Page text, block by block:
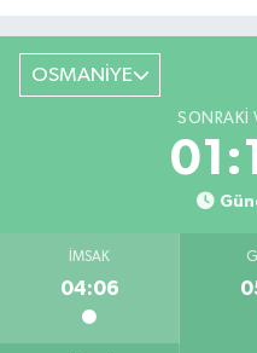
OSMANİYE
SONRAKI
İMSAK
04:06